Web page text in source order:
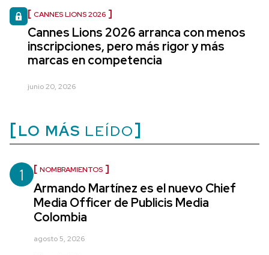
CANNES LIONS 2026
Cannes Lions 2026 arranca con menos
inscripciones, pero más rigor y más
marcas en competencia
junio 20, 2026
LO MÁS LEÍDO
1 NOMBRAMIENTOS
Armando Martínez es el nuevo Chief
Media Officer de Publicis Media
Colombia
agosto 5, 2026